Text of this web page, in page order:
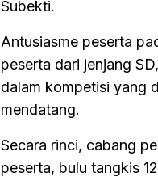
Subekti.
Antusiasme peserta
peserta dari jenjang
dalam kompetisi yang
mendatang.
Secara rinci, cabang
peserta, bulu tangkis